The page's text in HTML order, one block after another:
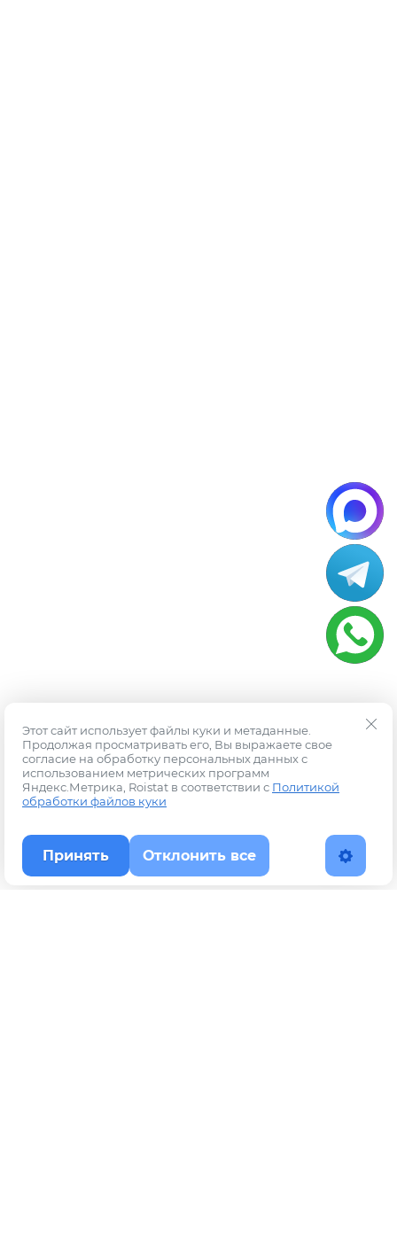
Этот сайт использует файлы куки и метаданные.
Продолжая просматривать его, Вы выражаете свое
согласие на обработку персональных данных с
использованием метрических программ
Яндекс.Метрика, Roistat в соответствии с Политикой
обработки файлов куки
Принять Отклонить все